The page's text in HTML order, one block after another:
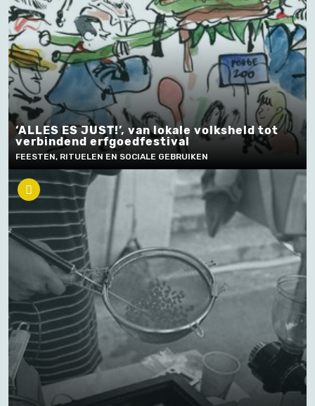
‘ALLES ES JUST!’, van lokale volksheld tot
verbindend erfgoedfestival
FEESTEN, RITUELEN EN SOCIALE GEBRUIKEN